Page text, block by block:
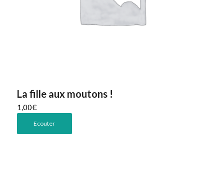
La fille aux moutons !
1,00€
Ecouter